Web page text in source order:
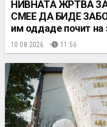
НИВНАТА ЖРТВА
СМЕЕ ДА БИДЕ
им оддаде почит на
10.08.2026. 11:56